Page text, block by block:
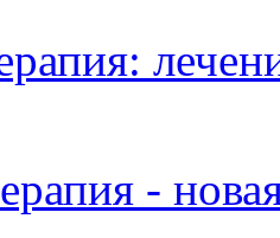
-